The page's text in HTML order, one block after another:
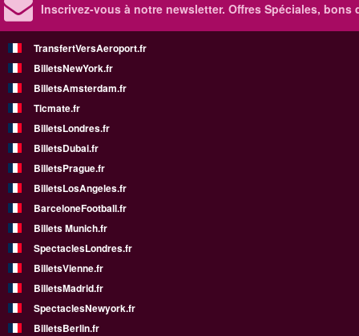
Inscrivez-vous à notre newsletter. Offres Spéciales, bons
TransfertVersAeroport.fr
BilletsNewYork.fr
BilletsAmsterdam.fr
Ticmate.fr
BilletsLondres.fr
BilletsDubai.fr
BilletsPrague.fr
BilletsLosAngeles.fr
BarceloneFootball.fr
Billets Munich.fr
SpectaclesLondres.fr
BilletsVienne.fr
BilletsMadrid.fr
SpectaclesNewyork.fr
BilletsBerlin.fr